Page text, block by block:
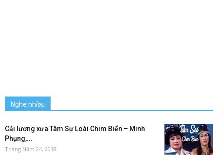
Nghe nhiều
Cải lương xưa Tâm Sự Loài Chim Biển – Minh
Phụng,...
Tháng Năm 24, 2018